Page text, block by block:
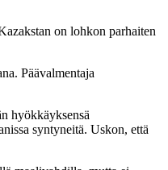
on lohkon parhaiten
Päävalmentaja
hyökkäyksensä
syntyneitä. Uskon, että